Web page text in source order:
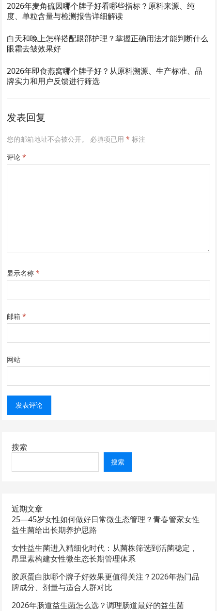
2026年麦角硫因哪个牌子好看哪些指标？原料来源、纯
度、单粒含量与检测报告详细解读
白天和晚上怎样搭配眼部护理？掌握正确用法才能判断什么
眼霜去皱效果好
2026年即食燕窝哪个牌子好？从原料溯源、生产标准、品
牌实力和用户反馈进行筛选
发表回复
您的邮箱地址不会被公开。 必填项已用* 标注
评论*
显示名称*
邮箱*
网站
搜索
搜索
近期文章
25—45岁女性如何做好日常微生态管理？青春管家女性
益生菌给出长期养护思路
女性益生菌进入精细化时代：从菌株筛选到活菌稳定，
昂里素构建女性微生态长期管理体系
胶原蛋白肽哪个牌子好效果更值得关注？2026年热门品
牌成分、剂量与适合人群对比
2026年肠道益生菌怎么选？调理肠道最好的益生菌